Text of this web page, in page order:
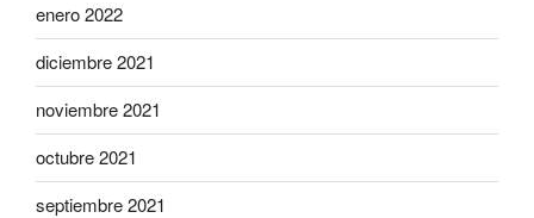
enero 2022
diciembre 2021
noviembre 2021
octubre 2021
septiembre 2021